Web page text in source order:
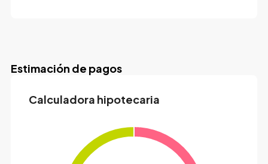
Estimación de pagos
Calculadora hipotecaria